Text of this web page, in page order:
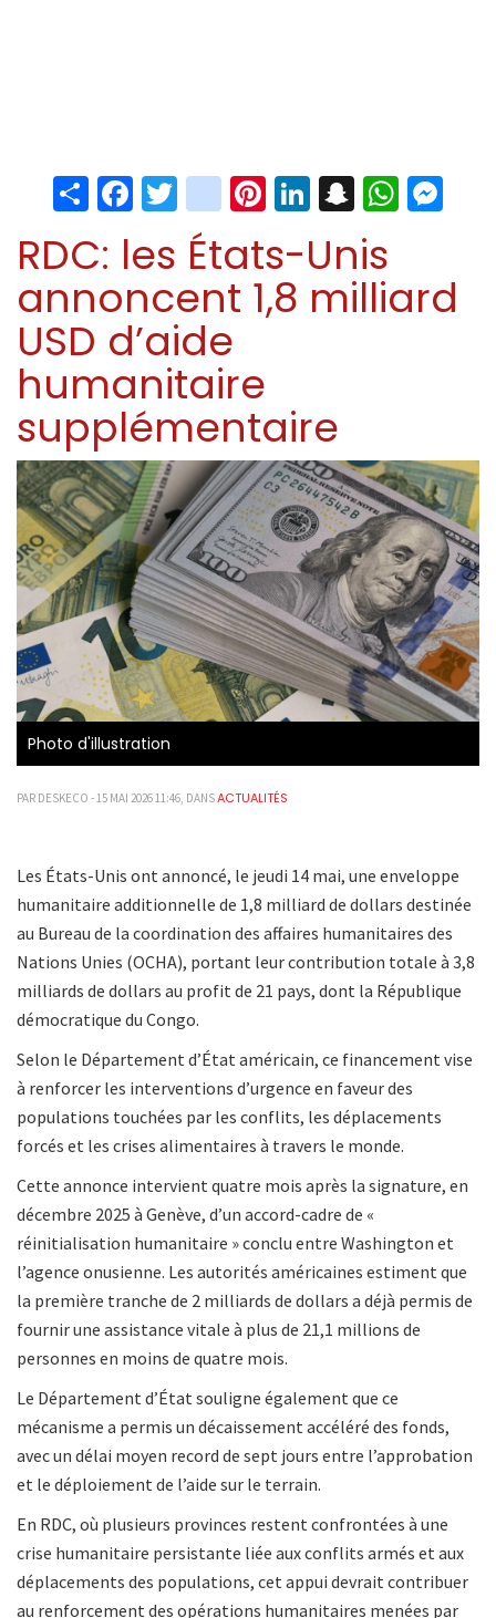
ShareFacebook
Twitter
instagram
Pinterest
LinkedIn
Snapchat
RDC: les États-Unis
annoncent 1,8 milliard
USD d’aide
humanitaire
supplémentaire
Photo d'illustration
PAR DESKECO - 15 MAI 2026 11:46, DANSACTUALITÉS
Les États-Unis ont annoncé, le jeudi 14 mai, une enveloppe
humanitaire additionnelle de 1,8 milliard de dollars destinée
au Bureau de la coordination des affaires humanitaires des
Nations Unies (OCHA), portant leur contribution totale à 3,8
milliards de dollars au profit de 21 pays, dont la République
démocratique du Congo.
Selon le Département d’État américain, ce financement vise
à renforcer les interventions d’urgence en faveur des
populations touchées par les conflits, les déplacements
forcés et les crises alimentaires à travers le monde.
Cette annonce intervient quatre mois après la signature, en
décembre 2025 à Genève, d’un accord-cadre de «
réinitialisation humanitaire » conclu entre Washington et
l’agence onusienne. Les autorités américaines estiment que
la première tranche de 2 milliards de dollars a déjà permis de
fournir une assistance vitale à plus de 21,1 millions de
personnes en moins de quatre mois.
Le Département d’État souligne également que ce
mécanisme a permis un décaissement accéléré des fonds,
avec un délai moyen record de sept jours entre l’approbation
et le déploiement de l’aide sur le terrain.
En RDC, où plusieurs provinces restent confrontées à une
crise humanitaire persistante liée aux conflits armés et aux
déplacements des populations, cet appui devrait contribuer
au renforcement des opérations humanitaires menées par